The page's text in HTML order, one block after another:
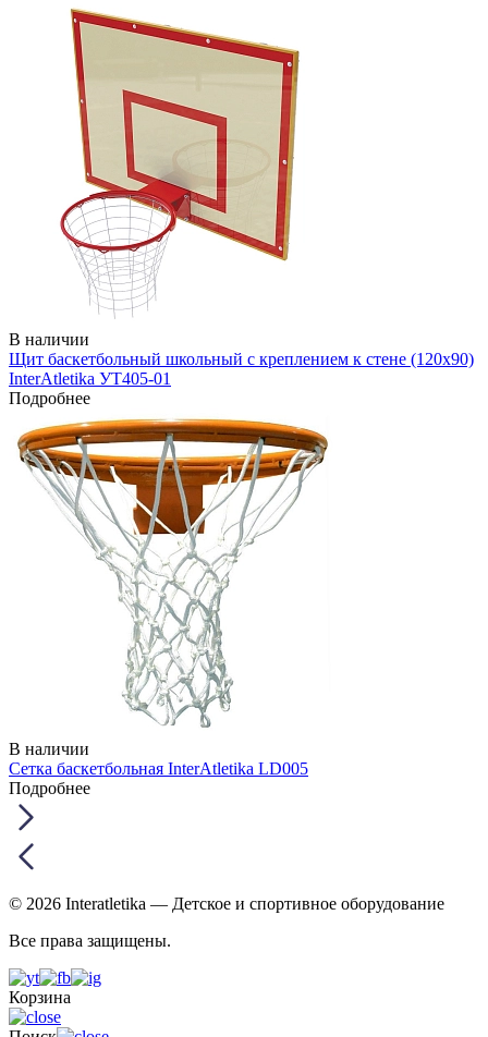
В наличии
Щит баскетбольный школьный с креплением к стене (120х90)
InterAtletika УТ405-01
Подробнее
В наличии
Сетка баскетбольная InterAtletika LD005
Подробнее
© 2026 Interatletika — Детское и спортивное оборудование
Все права защищены.
Корзина